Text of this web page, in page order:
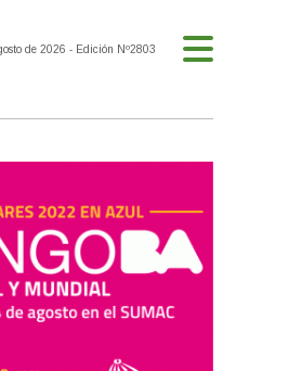
de 2026 - Edición Nº2803